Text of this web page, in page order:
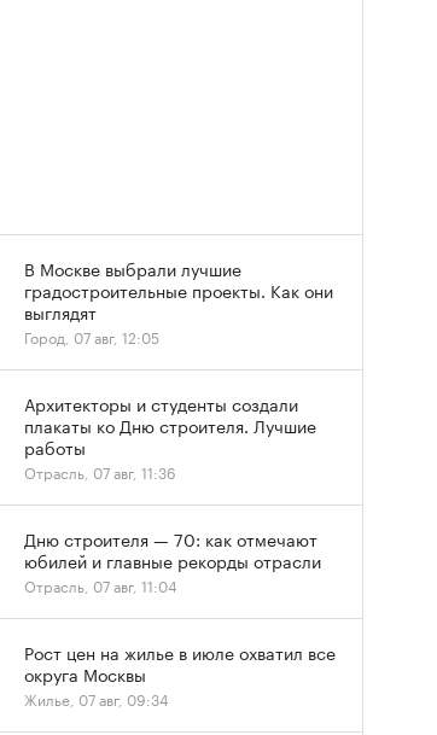
В Москве выбрали лучшие
градостроительные проекты. Как они
выглядят
Город, 07 авг, 12:05
Архитекторы и студенты создали
плакаты ко Дню строителя. Лучшие
работы
Отрасль, 07 авг, 11:36
Дню строителя — 70: как отмечают
юбилей и главные рекорды отрасли
Отрасль, 07 авг, 11:04
Рост цен на жилье в июле охватил все
округа Москвы
Жилье, 07 авг, 09:34